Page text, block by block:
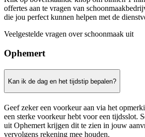
offertes aan te vragen van
die jou perfect kunnen helpen met de
Veelgestelde vragen over schoonmaak uit
Ophemert
Kan ik de dag en het tijdstip bepalen?
Geef zeker een voorkeur aan via het
een sterke voorkeur hebt voor een tijdsslot.
uit Ophemert krijgen dit te zien in jouw
vervolgens rekening mee houden.